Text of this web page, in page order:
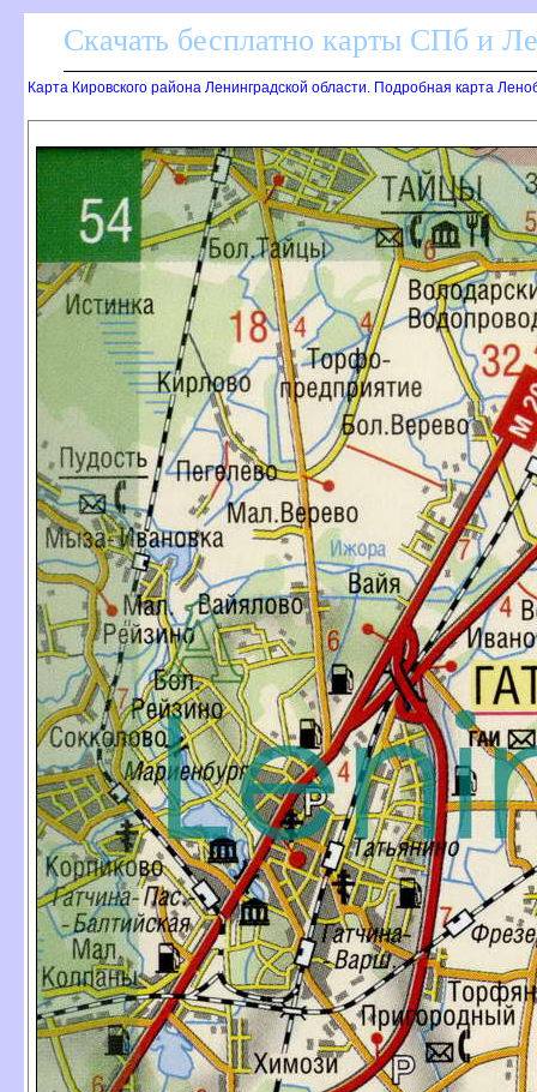
Скачать бесплатно карты СПб и
Карта Кировского района Ленинградской области. Подробная карта